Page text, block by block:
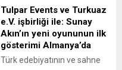
çağrıları yeniden yükselmiş
durumda. LE POINT (Fransa)
SONSUZ YANGIN...
Tulpar Events ve Turkuaz
e.V. işbirliği ile: Sunay
Akın’ın yeni oyununun ilk
gösterimi Almanya’da
Türk edebiyatının ve sahne